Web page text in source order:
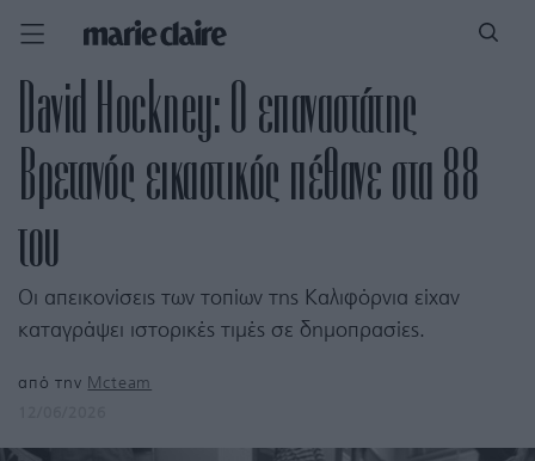
David Hockney: Ο επαναστάτης
Βρετανός εικαστικός πέθανε στα 88
του
Οι απεικονίσεις των τοπίων της Καλιφόρνια είχαν
καταγράψει ιστορικές τιμές σε δημοπρασίες.
από την Mcteam